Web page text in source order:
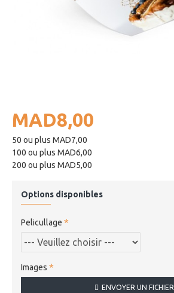
MAD8,00
50 ou plus MAD7,00
100 ou plus MAD6,00
200 ou plus MAD5,00
Options disponibles
Pelicullage
Images
ENVOYER UN FICHIER